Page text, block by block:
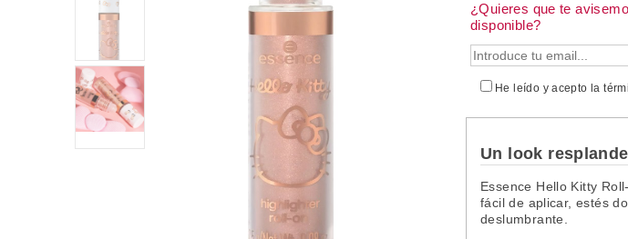
¿Quieres que te
disponible?
He leído y acepto la
Un look
Essence Hello Kitty
fácil de aplicar, estés
deslumbrante.